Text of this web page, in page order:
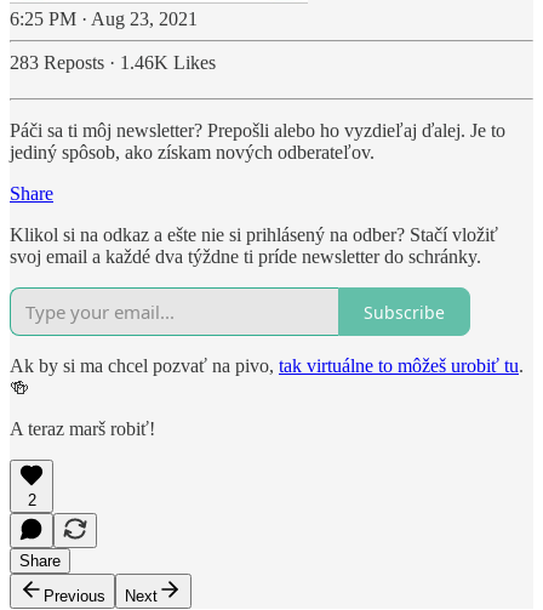
6:25 PM · Aug 23, 2021
283 Reposts · 1.46K Likes
Páči sa ti môj newsletter? Prepošli alebo ho vyzdieľaj ďalej. Je to
jediný spôsob, ako získam nových odberateľov.
Share
Klikol si na odkaz a ešte nie si prihlásený na odber? Stačí vložiť
svoj email a každé dva týždne ti príde newsletter do schránky.
Subscribe
Ak by si ma chcel pozvať na pivo, tak virtuálne to môžeš urobiť tu.
🍻
A teraz marš robiť!
2
Share
Previous
Next